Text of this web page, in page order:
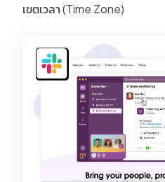
เขตเวลา (Time Zone)